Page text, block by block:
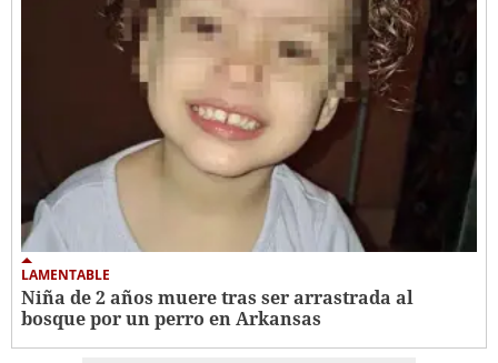
LAMENTABLE
Niña de 2 años muere tras ser arrastrada al
bosque por un perro en Arkansas